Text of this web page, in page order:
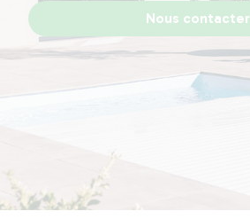
Nous contacter